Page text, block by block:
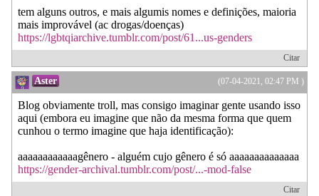
tem alguns outros, e mais algumis nomes e definições, maioria
mais improvável (ac drogas/doenças)
https://lgbtqiarchive.tumblr.com/post/61...us-genders
Citar
(07-04-2021, 02:47 PM )
Aster
Blog obviamente troll, mas consigo imaginar gente usando isso
aqui (embora eu imagine que não da mesma forma que quem
cunhou o termo imagine que haja identificação):
aaaaaaaaaaaagênero - alguém cujo gênero é só aaaaaaaaaaaaaa
https://gender-archival.tumblr.com/post/...-mod-false
Citar